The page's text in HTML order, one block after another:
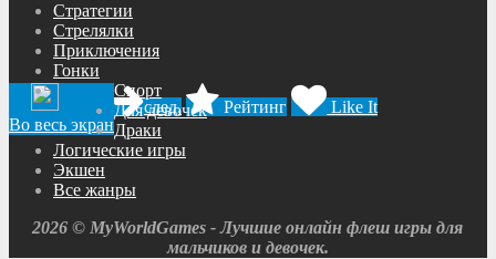
след. Рейтинг
Like It
Во весь экран
Cтратегии
Cтрелялки
Приключения
Гонки
Спорт
Для девочек
Драки
Логические игры
Экшен
Все жанры
2026 © MyWorldGames - Лучшие онлайн флеш игры для
мальчиков и девочек.